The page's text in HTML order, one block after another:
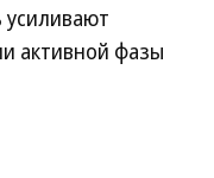
усиливают
активной фазы